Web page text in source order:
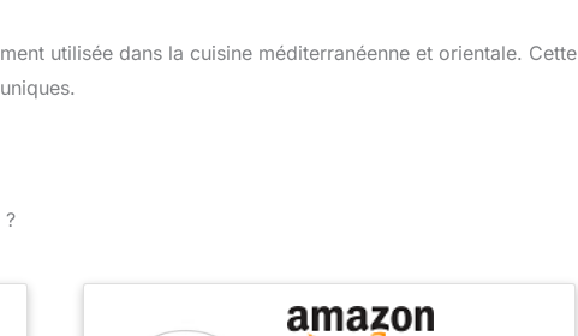
utilisée dans la cuisine méditerranéenne et orientale. Cette
?